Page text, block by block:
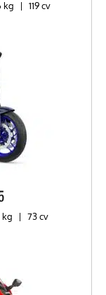
kg | 119 cv
kg | 73 cv